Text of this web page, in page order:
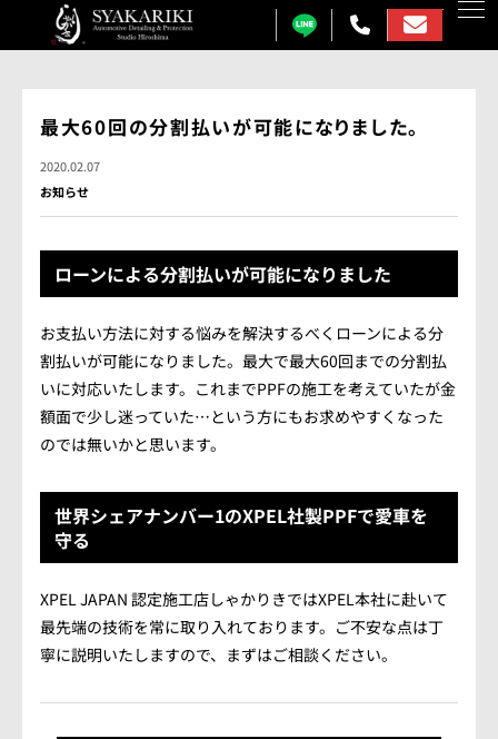
プロテクションフィルム
カーフィルム
カーラッピング
ガラス研磨
しゃかりきについて
施工事例
各メニュー料金表
会社概要
アクセス情報
お気軽にお問い合わせください。
TEL.082-225-7355
最大60回の分割払いが可能になりました。
2020.02.07
お知らせ
ローンによる分割払いが可能になりました
お支払い方法に対する悩みを解決するべくローンによる分
割払いが可能になりました。最大で最大60回までの分割払
いに対応いたします。これまでPPFの施工を考えていたが金
額面で少し迷っていた…という方にもお求めやすくなった
のでは無いかと思います。
世界シェアナンバー1のXPEL社製PPFで愛車を
守る
XPEL JAPAN 認定施工店しゃかりきではXPEL本社に赴いて
最先端の技術を常に取り入れております。ご不安な点は丁
寧に説明いたしますので、まずはご相談ください。